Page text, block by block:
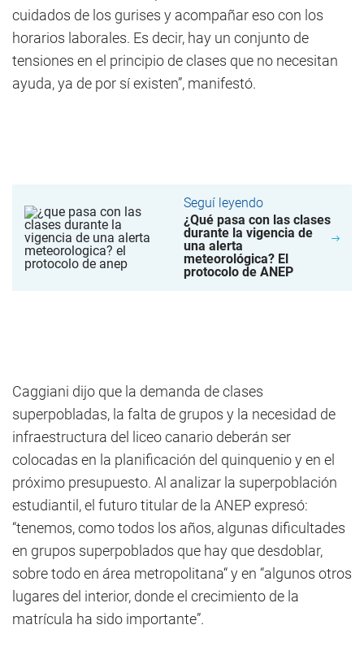
cuidados de los gurises y acompañar eso con los
horarios laborales. Es decir, hay un conjunto de
tensiones en el principio de clases que no necesitan
ayuda, ya de por sí existen”, manifestó.
Seguí leyendo
¿Qué pasa con las clases
durante la vigencia de
una alerta
meteorológica? El
protocolo de ANEP
Caggiani dijo que la demanda de clases
superpobladas, la falta de grupos y la necesidad de
infraestructura del liceo canario deberán ser
colocadas en la planificación del quinquenio y en el
próximo presupuesto. Al analizar la superpoblación
estudiantil, el futuro titular de la ANEP expresó:
“tenemos, como todos los años, algunas dificultades
en grupos superpoblados que hay que desdoblar,
sobre todo en área metropolitana“ y en “algunos otros
lugares del interior, donde el crecimiento de la
matrícula ha sido importante”.